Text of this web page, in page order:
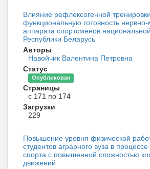
Влияние рефлексогенной
функциональную готовность
аппарата спортсменов
Республики Беларусь
Авторы
Навойчик Валентина Петровна
Статус
Опубликован
Страницы
с 171 по 174
Загрузки
229
Повышение уровня физической
студентов аграрного вуза в
спорта с повышенной сложностью
движений